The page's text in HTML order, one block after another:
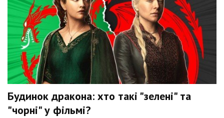
Будинок дракона: хто такі "зелені" та
"чорні" у фільмі?